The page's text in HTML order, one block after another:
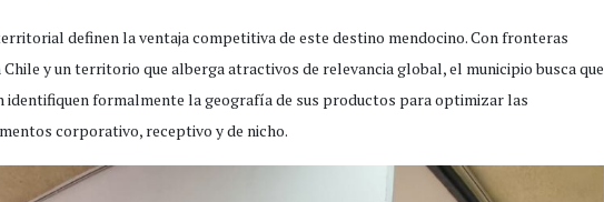
definen la ventaja competitiva de este destino mendocino. Con fronteras
y un territorio que alberga atractivos de relevancia global, el municipio busca que
identifiquen formalmente la geografía de sus productos para optimizar las
corporativo, receptivo y de nicho.